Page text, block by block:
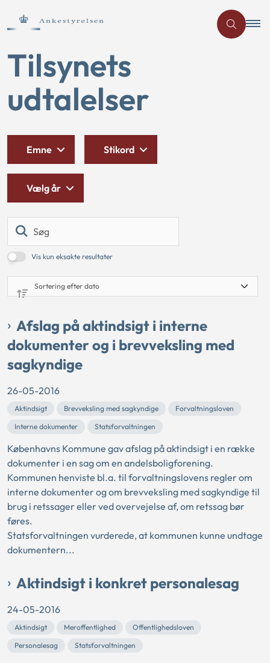
Tilsynets
udtalelser
Vis kun eksakte resultater
Emne Stikord
Vælg år
Afslag på aktindsigt i interne
dokumenter og i brevveksling med
sagkyndige
26-05-2016
Aktindsigt Brevveksling med sagkyndige
Forvaltningsloven
Interne dokumenter
Statsforvaltningen
Københavns Kommune gav afslag på aktindsigt i en række
dokumenter i en sag om en andelsboligforening.
Kommunen henviste bl.a. til forvaltningslovens regler om
interne dokumenter og om brevveksling med sagkyndige til
brug i retssager eller ved overvejelse af, om retssag bør
føres.
Statsforvaltningen vurderede, at kommunen kunne undtage
dokumentern...
Aktindsigt i konkret personalesag
24-05-2016
Aktindsigt Meroffentlighed
Offentlighedsloven
Personalesag
Statsforvaltningen